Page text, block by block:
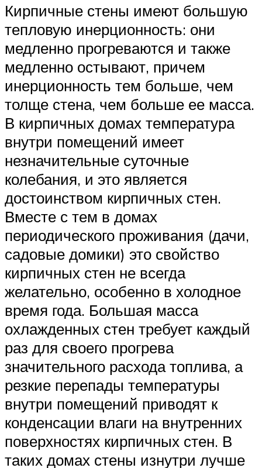
Кирпичные стены имеют большую
тепловую инерционность: они
медленно прогреваются и также
медленно остывают, причем
инерционность тем больше, чем
толще стена, чем больше ее масса.
В кирпичных домах температура
внутри помещений имеет
незначительные суточные
колебания, и это является
достоинством кирпичных стен.
Вместе с тем в домах
периодического проживания (дачи,
садовые домики) это свойство
кирпичных стен не всегда
желательно, особенно в холодное
время года. Большая масса
охлажденных стен требует каждый
раз для своего прогрева
значительного расхода топлива, а
резкие перепады температуры
внутри помещений приводят к
конденсации влаги на внутренних
поверхностях кирпичных стен. В
таких домах стены изнутри лучше